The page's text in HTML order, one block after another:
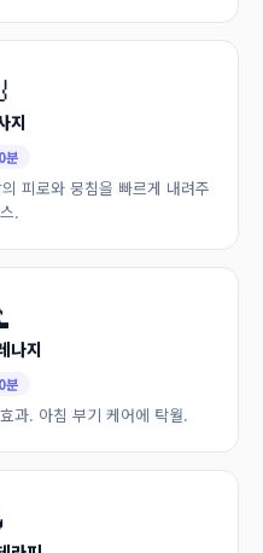
지
분
피로와 뭉침을 빠르게 내려주
.
나지
분
과. 아침 부기 케어에 탁월.